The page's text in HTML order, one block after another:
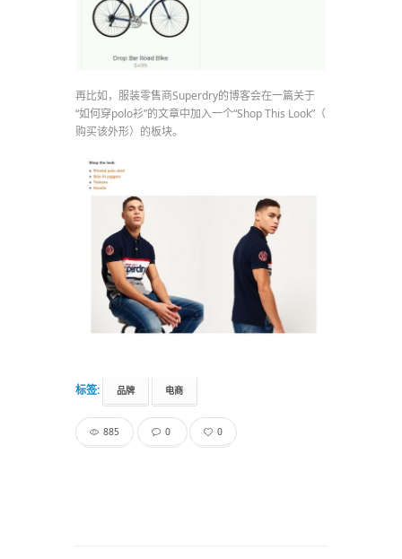
再比如，服装零售商Superdry的博客会在一篇关于
“如何穿polo衫”的文章中加入一个“Shop This Look”（
购买该外形）的板块。
标签: 品牌 电商
885 0 0